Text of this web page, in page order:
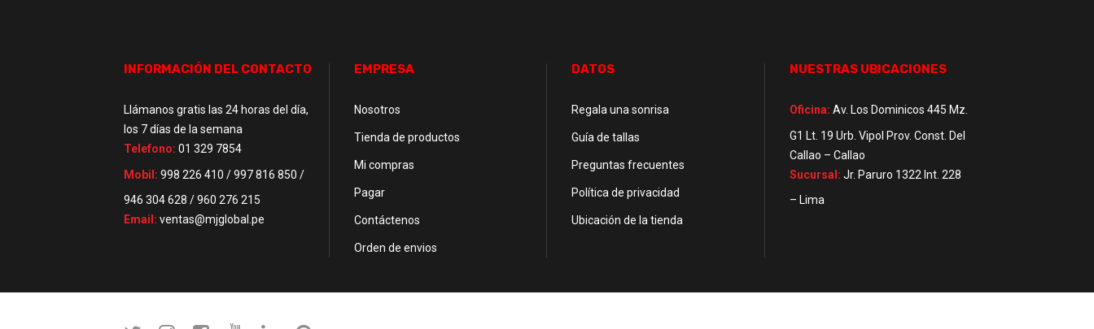
INFORMACIÓN DEL CONTACTO
Llámanos gratis las 24 horas del día,
los 7 días de la semana
Telefono: 01 329 7854
Mobil: 998 226 410 / 997 816 850 /
946 304 628 / 960 276 215
Email: ventas@mjglobal.pe
EMPRESA
Nosotros
Tienda de productos
Mi compras
Pagar
Contáctenos
Orden de envios
DATOS
Regala una sonrisa
Guía de tallas
Preguntas frecuentes
Política de privacidad
Ubicación de la tienda
NUESTRAS UBICACIONES
Oficina: Av. Los Dominicos 445 Mz.
G1 Lt. 19 Urb. Vipol Prov. Const. Del
Callao – Callao
Sucursal: Jr. Paruro 1322 Int. 228
– Lima